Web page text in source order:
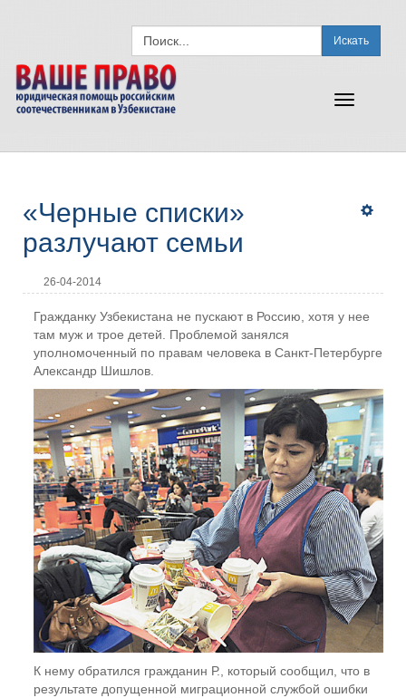
Искать
Toggle
«Черные списки»
разлучают семьи
26-04-2014
Гражданку Узбекистана не пускают в Россию, хотя у нее
там муж и трое детей. Проблемой занялся
уполномоченный по правам человека в Санкт-Петербурге
Александр Шишлов.
К нему обратился гражданин Р., который сообщил, что в
результате допущенной миграционной службой ошибки